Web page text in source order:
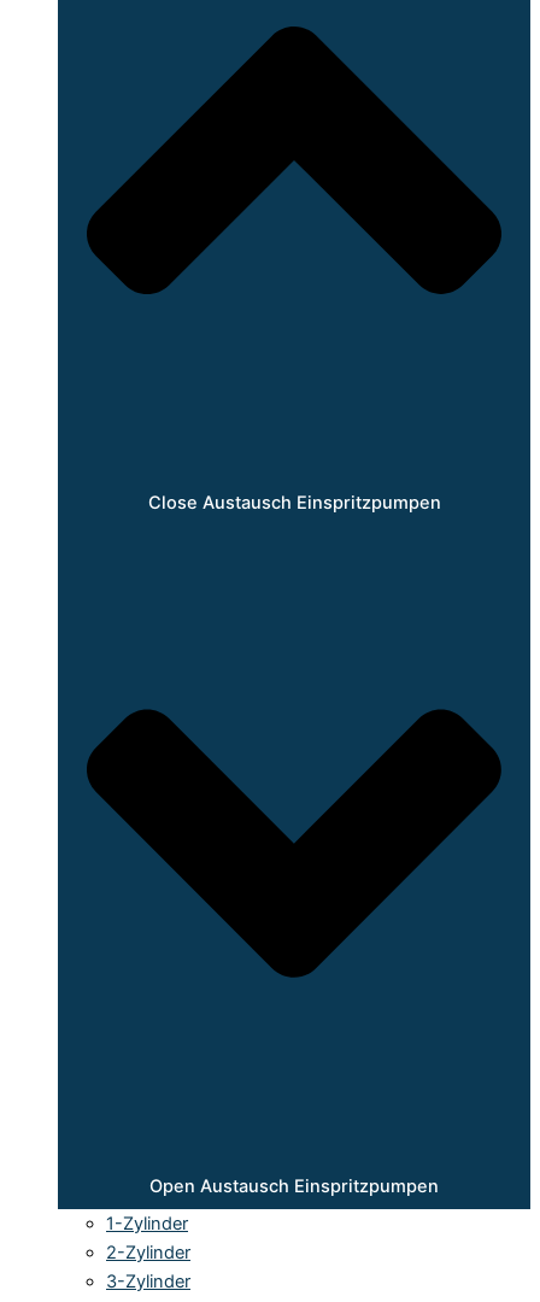
Close Austausch Einspritzpumpen
Open Austausch Einspritzpumpen
1-Zylinder
2-Zylinder
3-Zylinder